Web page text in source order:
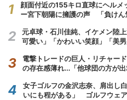
顔面付近の155キロ直球にヘルメ
ー宮下朝陽に擁護の声 「負けん
元卓球・石川佳純、イケメン陸
可愛い」「かわいい笑顔」「美
電撃トレードの巨人・リチャー
の存在感薄れ...「他球団の方が
女子ゴルフの金沢志奈、肩出し
いにも程がある」 ゴルフウェ